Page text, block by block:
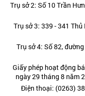
Trụ sở 2: Số 10 Trần
Trụ sở 3: 339 - 341
Trụ sở 4: Số 82,
Giấy phép hoạt động
ngày 29 tháng 8 năm
Điện thoại: (0263)